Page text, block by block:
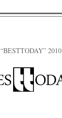
“BESTTODAY” 2010